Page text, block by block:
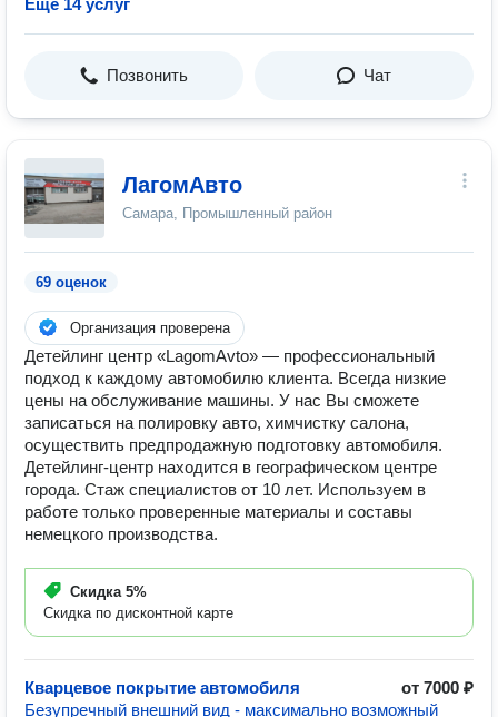
Ещё 14 услуг
Позвонить Чат
ЛагомАвто
Самара, Промышленный район
69 оценок
Организация проверена
Детейлинг центр «LagomAvto» — профессиональный
подход к каждому автомобилю клиента. Всегда низкие
цены на обслуживание машины. У нас Вы сможете
записаться на полировку авто, химчистку салона,
осуществить предпродажную подготовку автомобиля.
Детейлинг-центр находится в географическом центре
города. Стаж специалистов от 10 лет. Используем в
работе только проверенные материалы и составы
немецкого производства.
Скидка 5%
Скидка по дисконтной карте
Кварцевое покрытие автомобиля
от 7000 ₽
Безупречный внешний вид - максимально возможный